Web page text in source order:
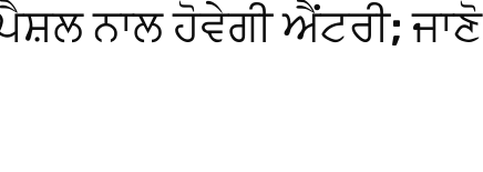
ਨਾਲ ਹੋਵੇਗੀ ਐਂਟਰੀ; ਜਾਣੋ